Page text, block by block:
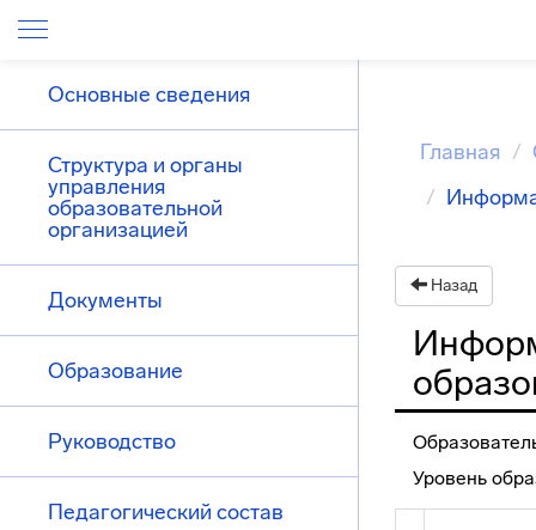
Основные сведения
Структура и органы
управления
образовательной
организацией
Документы
Образование
Руководство
Педагогический состав
Главная
Назад
Уровень